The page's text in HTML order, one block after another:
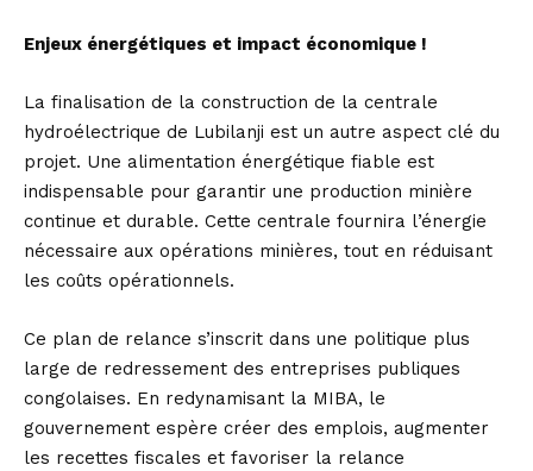
Enjeux énergétiques et impact économique !
La finalisation de la construction de la centrale
hydroélectrique de Lubilanji est un autre aspect clé du
projet. Une alimentation énergétique fiable est
indispensable pour garantir une production minière
continue et durable. Cette centrale fournira l’énergie
nécessaire aux opérations minières, tout en réduisant
les coûts opérationnels.
Ce plan de relance s’inscrit dans une politique plus
large de redressement des entreprises publiques
congolaises. En redynamisant la MIBA, le
gouvernement espère créer des emplois, augmenter
les recettes fiscales et favoriser la relance